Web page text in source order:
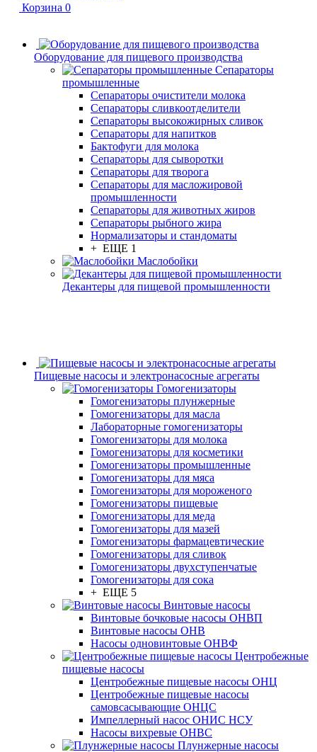
Корзина 0
Оборудование для пищевого производства
Сепараторы
промышленные
Сепараторы очистители молока
Сепараторы сливкоотделители
Сепараторы высокожирных сливок
Сепараторы для напитков
Бактофуги для молока
Сепараторы для сыворотки
Сепараторы для творога
Сепараторы для масложировой
промышленности
Сепараторы для животных жиров
Сепараторы рыбного жира
Нормализаторы и стандоматы
+ ЕЩЕ 1
Маслобойки
Декантеры для пищевой промышленности
Пищевые насосы и электронасосные агрегаты
Гомогенизаторы
Гомогенизаторы плунжерные
Гомогенизаторы для масла
Лабораторные гомогенизаторы
Гомогенизаторы для молока
Гомогенизаторы для косметики
Гомогенизаторы промышленные
Гомогенизаторы для мяса
Гомогенизаторы для мороженого
Гомогенизаторы пищевые
Гомогенизаторы для меда
Гомогенизаторы для мазей
Гомогенизаторы фармацевтические
Гомогенизаторы для сливок
Гомогенизаторы двухступенчатые
Гомогенизаторы для сока
+ ЕЩЕ 5
Винтовые насосы
Винтовые бочковые насосы ОНВП
Винтовые насосы ОНВ
Насосы одновинтовые ОНВФ
Центробежные
пищевые насосы
Центробежные пищевые насосы ОНЦ
Центробежные пищевые насосы
самовсасывающие ОНЦС
Импеллерный насос ОНИС НСУ
Насосы вихревые ОНВС
Плунжерные насосы